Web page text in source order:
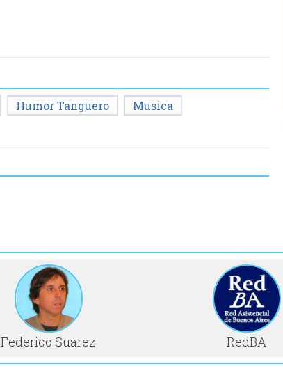
Humor Tanguero
Musica
Federico Suarez RedBA